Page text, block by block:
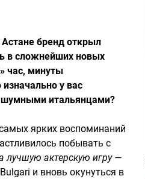
бренд открыл
в сложнейших новых
час, минуты
у вас
шумными итальянцами?
ярких воспоминаний
побывать с
лучшую актерскую игру —
и вновь окунуться в